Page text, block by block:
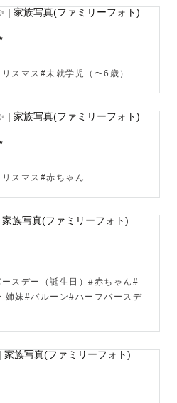
持ちがよく分かります🥺
ことを一番大切にしていま
、いつも通りの雰囲気の中で
いしていますので、どんなこ
？」と思うような小さなこと
ね🌷
こと”を知ることで、当日の撮影
スマス#未就学児（〜6歳）
スマス#赤ちゃん
スデー（誕生日）#赤ちゃん#
姉妹#バルーン#ハーフバースデ